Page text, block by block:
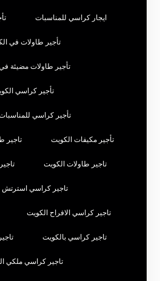
ايجار كراسي للمناسبات
تأجير طاولات في
تأجير طاولات مضيئة
تأجير كراسي
تأجير كراسي
تأجير مكيفات الكويت تاجير
تاجير طاولات الكويت
تاجير كراسي استرتش
تاجير كراسي الافراح الكويت
تاجير كراسي بالكويت
تاجير كراسي ملكي